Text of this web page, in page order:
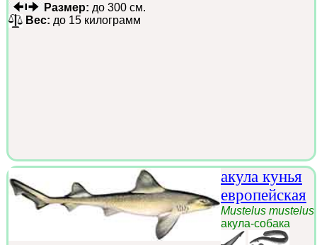
Размер: до 300 см.
Вес: до 15 килограмм
акула кунья
европейская
Mustelus mustelus
акула-собака